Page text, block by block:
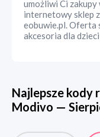
umożliwi Ci
internetowy sklep
eobuwie.pl. Oferta
akcesoria dla dzieci
Najlepsze kody
Modivo —